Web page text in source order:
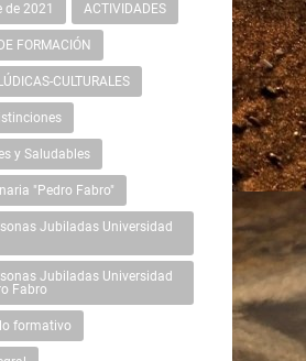
2021 ACTIVIDADES
FORMACIÓN
CULTURALES
y Saludables
"Pedro Fabro"
Jubiladas Universidad
Jubiladas Universidad
Fabro
formativo